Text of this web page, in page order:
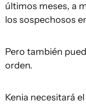
últimos meses, a
los sospechosos
Pero también
orden.
Kenia necesitará